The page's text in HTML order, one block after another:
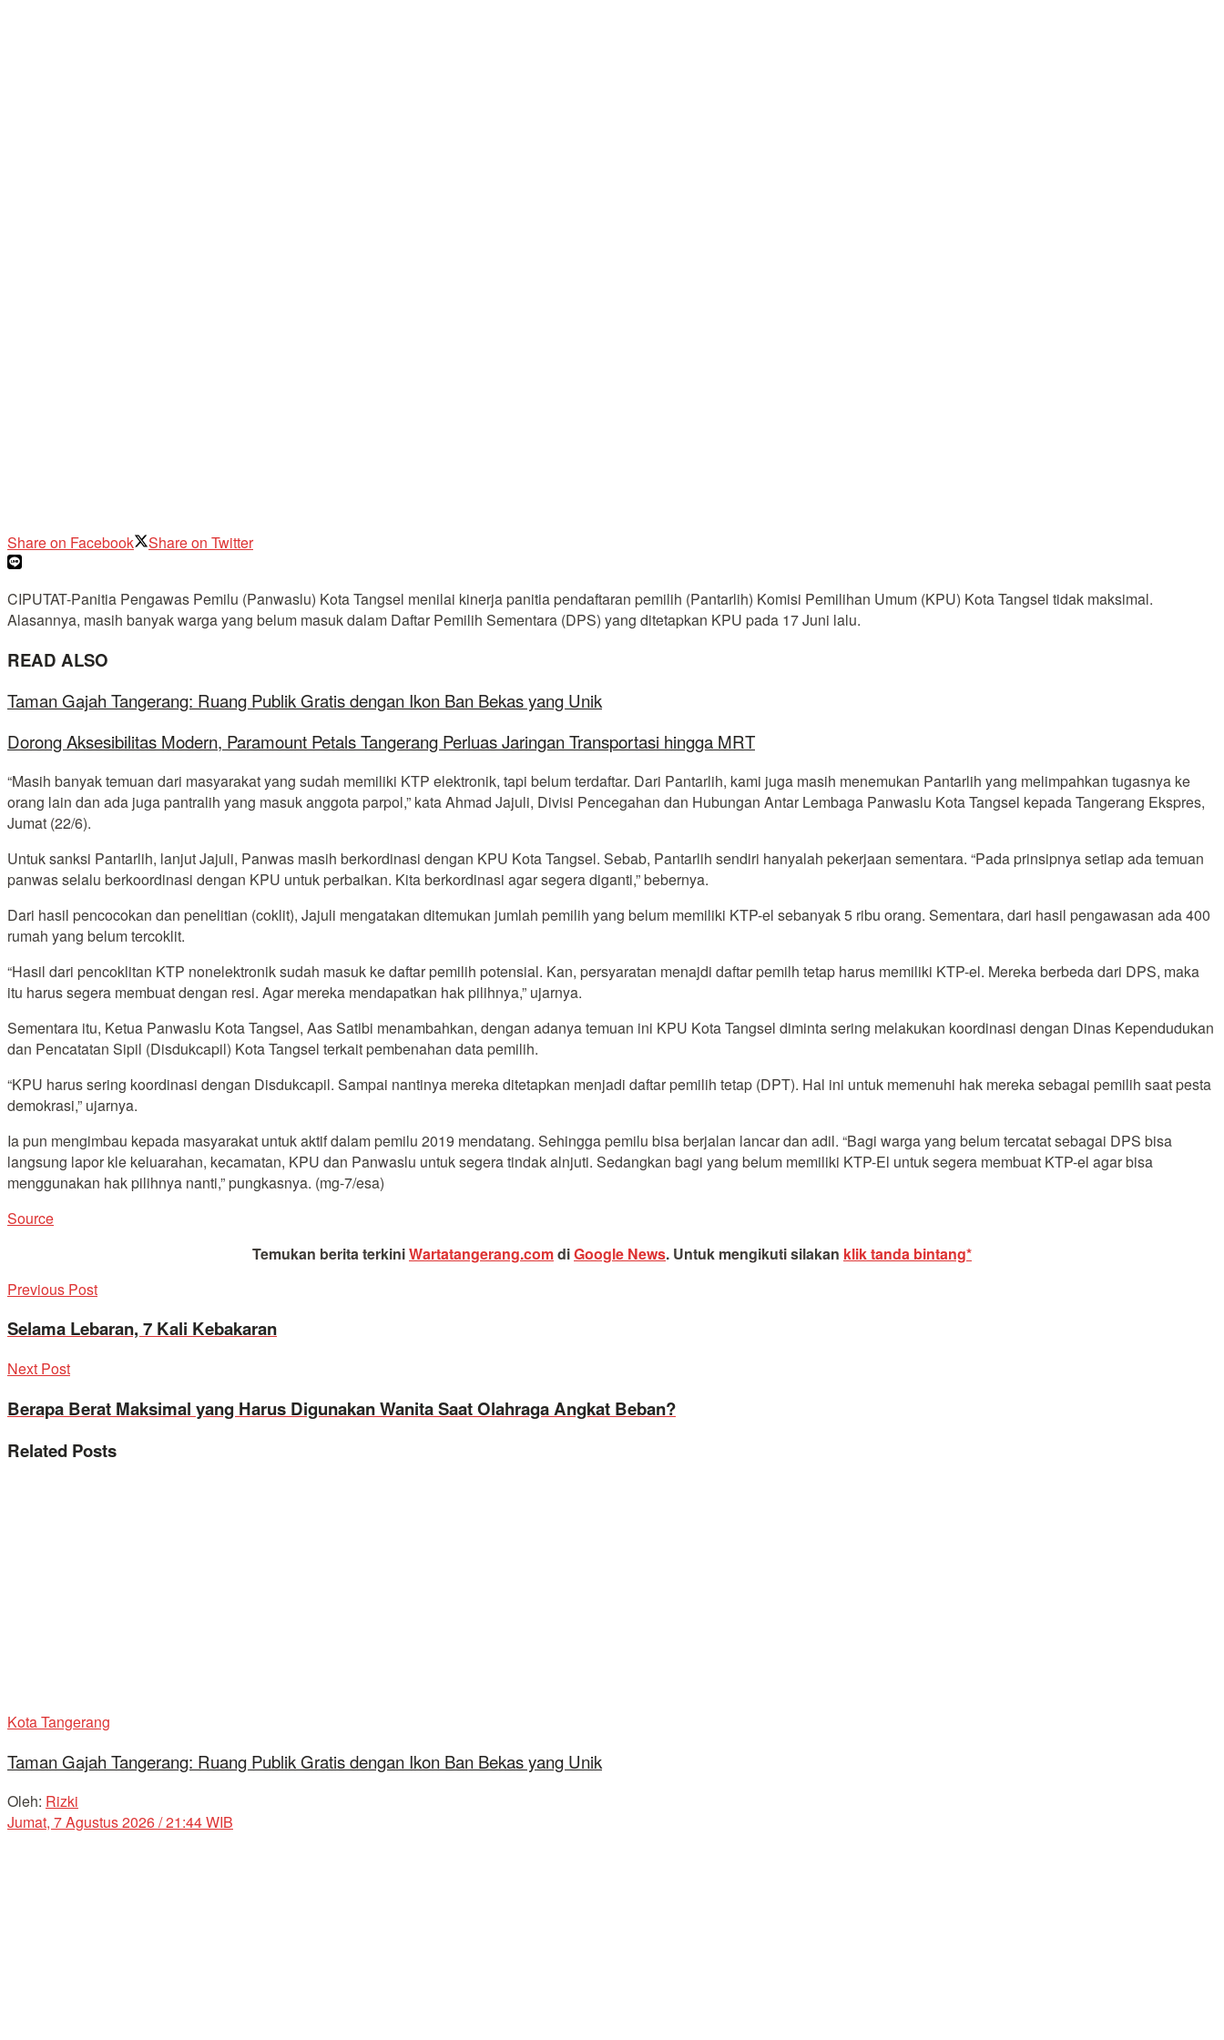
Share on Facebook Share on Twitter
CIPUTAT-Panitia Pengawas Pemilu (Panwaslu) Kota Tangsel menilai kinerja panitia pendaftaran pemilih (Pantarlih) Komisi Pemilihan Umum (KPU) Kota Tangsel tidak maksimal.
Alasannya, masih banyak warga yang belum masuk dalam Daftar Pemilih Sementara (DPS) yang ditetapkan KPU pada 17 Juni lalu.
READ ALSO
Taman Gajah Tangerang: Ruang Publik Gratis dengan Ikon Ban Bekas yang Unik
Dorong Aksesibilitas Modern, Paramount Petals Tangerang Perluas Jaringan Transportasi hingga MRT
“Masih banyak temuan dari masyarakat yang sudah memiliki KTP elektronik, tapi belum terdaftar. Dari Pantarlih, kami juga masih menemukan Pantarlih yang melimpahkan tugasnya ke
orang lain dan ada juga pantralih yang masuk anggota parpol,” kata Ahmad Jajuli, Divisi Pencegahan dan Hubungan Antar Lembaga Panwaslu Kota Tangsel kepada Tangerang Ekspres,
Jumat (22/6).
Untuk sanksi Pantarlih, lanjut Jajuli, Panwas masih berkordinasi dengan KPU Kota Tangsel. Sebab, Pantarlih sendiri hanyalah pekerjaan sementara. “Pada prinsipnya setiap ada temuan
panwas selalu berkoordinasi dengan KPU untuk perbaikan. Kita berkordinasi agar segera diganti,” bebernya.
Dari hasil pencocokan dan penelitian (coklit), Jajuli mengatakan ditemukan jumlah pemilih yang belum memiliki KTP-el sebanyak 5 ribu orang. Sementara, dari hasil pengawasan ada 400
rumah yang belum tercoklit.
“Hasil dari pencoklitan KTP nonelektronik sudah masuk ke daftar pemilih potensial. Kan, persyaratan menajdi daftar pemilh tetap harus memiliki KTP-el. Mereka berbeda dari DPS, maka
itu harus segera membuat dengan resi. Agar mereka mendapatkan hak pilihnya,” ujarnya.
Sementara itu, Ketua Panwaslu Kota Tangsel, Aas Satibi menambahkan, dengan adanya temuan ini KPU Kota Tangsel diminta sering melakukan koordinasi dengan Dinas Kependudukan
dan Pencatatan Sipil (Disdukcapil) Kota Tangsel terkait pembenahan data pemilih.
“KPU harus sering koordinasi dengan Disdukcapil. Sampai nantinya mereka ditetapkan menjadi daftar pemilih tetap (DPT). Hal ini untuk memenuhi hak mereka sebagai pemilih saat pesta
demokrasi,” ujarnya.
Ia pun mengimbau kepada masyarakat untuk aktif dalam pemilu 2019 mendatang. Sehingga pemilu bisa berjalan lancar dan adil. “Bagi warga yang belum tercatat sebagai DPS bisa
langsung lapor kle keluarahan, kecamatan, KPU dan Panwaslu untuk segera tindak alnjuti. Sedangkan bagi yang belum memiliki KTP-El untuk segera membuat KTP-el agar bisa
menggunakan hak pilihnya nanti,” pungkasnya. (mg-7/esa)
Source
Temukan berita terkiniWartatangerang.comdiGoogle News. Untuk mengikuti silakan klik tanda bintang*
Previous Post
Selama Lebaran, 7 Kali Kebakaran
Next Post
Berapa Berat Maksimal yang Harus Digunakan Wanita Saat Olahraga Angkat Beban?
Related Posts
Kota Tangerang
Taman Gajah Tangerang: Ruang Publik Gratis dengan Ikon Ban Bekas yang Unik
Oleh: Rizki
Jumat, 7 Agustus 2026 / 21:44 WIB